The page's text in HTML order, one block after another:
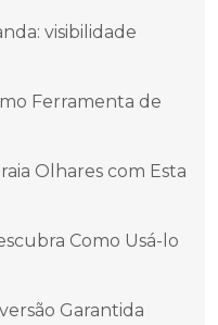
visibilidade
Ferramenta de
Olhares com Esta
Como Usá-lo
Garantida